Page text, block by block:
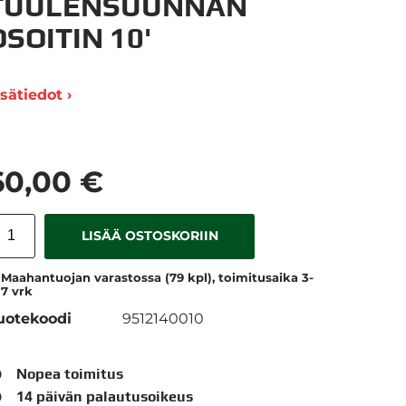
10'
›
€
LISÄÄ OSTOSKORIIN
Maahantuojan varastossa (79 kpl), toimitusaika 3-
7 vrk
9512140010
Nopea toimitus
14 päivän palautusoikeus